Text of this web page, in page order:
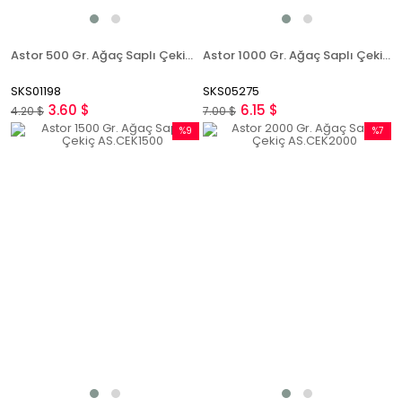
Astor 500 Gr. Ağaç Saplı Çekiç AS.CEK0500
SKS01198
3.60 $
4.20 $
Astor 1000 Gr. Ağaç Saplı Çekiç AS.CEK1000
SKS05275
6.15 $
7.00 $
%9
%7